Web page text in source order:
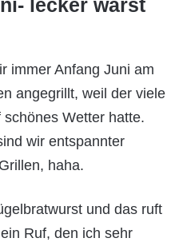
lecker warst
immer Anfang Juni am
angegrillt, weil der viele
Wetter hatte.
wir entspannter
haha.
und das ruft
Ruf, den ich sehr